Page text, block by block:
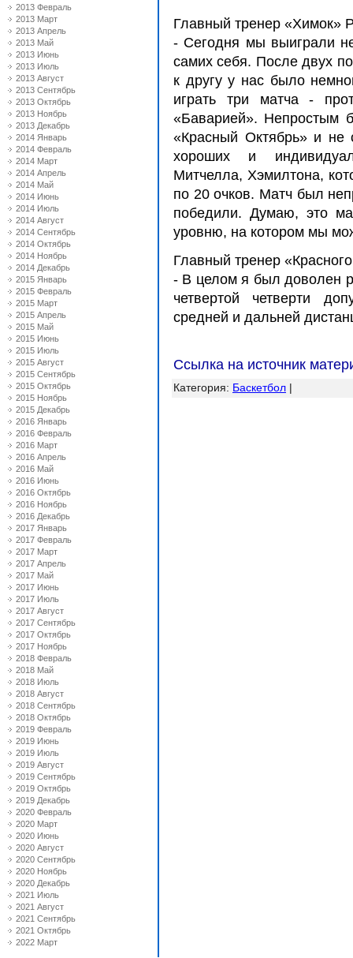
2013 Февраль
2013 Март
2013 Апрель
2013 Май
2013 Июнь
2013 Июль
2013 Август
2013 Сентябрь
2013 Октябрь
2013 Ноябрь
2013 Декабрь
2014 Январь
2014 Февраль
2014 Март
2014 Апрель
2014 Май
2014 Июнь
2014 Июль
2014 Август
2014 Сентябрь
2014 Октябрь
2014 Ноябрь
2014 Декабрь
2015 Январь
2015 Февраль
2015 Март
2015 Апрель
2015 Май
2015 Июнь
2015 Июль
2015 Август
2015 Сентябрь
2015 Октябрь
2015 Ноябрь
2015 Декабрь
2016 Январь
2016 Февраль
2016 Март
2016 Апрель
2016 Май
2016 Июнь
2016 Октябрь
2016 Ноябрь
2016 Декабрь
2017 Январь
2017 Февраль
2017 Март
2017 Апрель
2017 Май
2017 Июнь
2017 Июль
2017 Август
2017 Сентябрь
2017 Октябрь
2017 Ноябрь
2018 Февраль
2018 Май
2018 Июль
2018 Август
2018 Сентябрь
2018 Октябрь
2019 Февраль
2019 Июнь
2019 Июль
2019 Август
2019 Сентябрь
2019 Октябрь
2019 Декабрь
2020 Февраль
2020 Март
2020 Июнь
2020 Август
2020 Сентябрь
2020 Ноябрь
2020 Декабрь
2021 Июль
2021 Август
2021 Сентябрь
2021 Октябрь
2022 Март
Главный тренер «Химок»
- Сегодня мы выиграли
самих себя. После двух
к другу у нас было
играть три матча -
«Баварией». Непростым
«Красный Октябрь» и не
хороших и
Митчелла, Хэмилтона,
по 20 очков. Матч был
победили. Думаю, это
уровню, на котором мы
Главный тренер
- В целом я был доволен
четвертой четверти
средней и дальней
Ссылка на источник
Категория: Баскетбол |